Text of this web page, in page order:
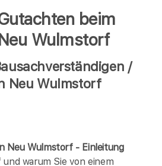
beim
Wulmstorf
/
Neu Wulmstorf
Neu Wulmstorf - Einleitung
warum Sie von einem